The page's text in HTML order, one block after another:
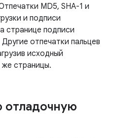
MD5, SHA-1 и
и подписи
странице подписи
отпечатки пальцев
исходный
же страницы.